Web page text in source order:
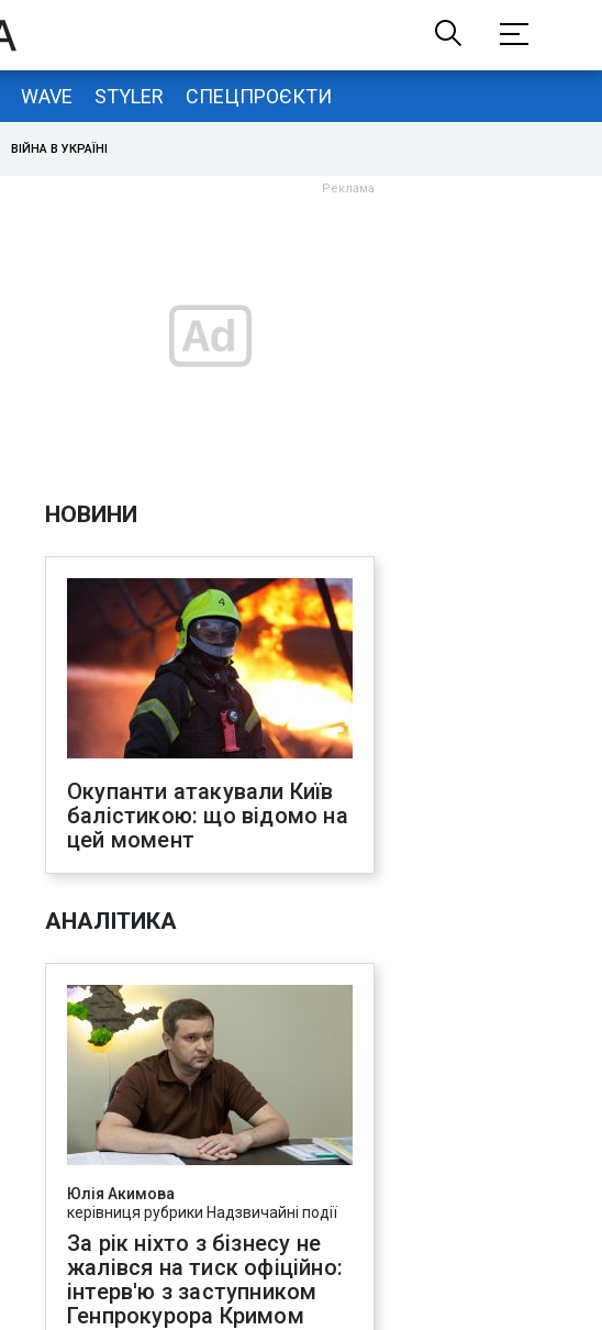
WAVE STYLER СПЕЦПРОЄКТИ
ВІЙНА В УКРАЇНІ
НОВИНИ
Окупанти атакували Київ
балістикою: що відомо на
цей момент
АНАЛІТИКА
Юлія Акимова
керівниця рубрики Надзвичайні події
За рік ніхто з бізнесу не
жалівся на тиск офіційно:
інтерв'ю з заступником
Генпрокурора Кримом